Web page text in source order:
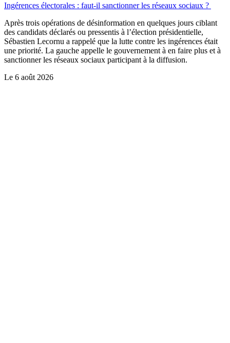
Ingérences électorales : faut-il sanctionner les réseaux sociaux ?
Après trois opérations de désinformation en quelques jours ciblant
des candidats déclarés ou pressentis à l’élection présidentielle,
Sébastien Lecornu a rappelé que la lutte contre les ingérences était
une priorité. La gauche appelle le gouvernement à en faire plus et à
sanctionner les réseaux sociaux participant à la diffusion.
Le 6 août 2026